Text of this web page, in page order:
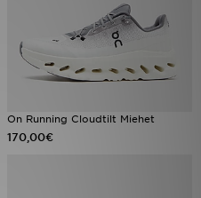
On Running Cloudtilt Miehet
170,00€